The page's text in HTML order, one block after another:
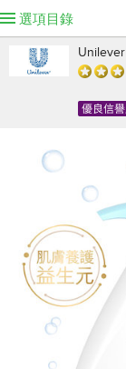
選項目錄
Unilever